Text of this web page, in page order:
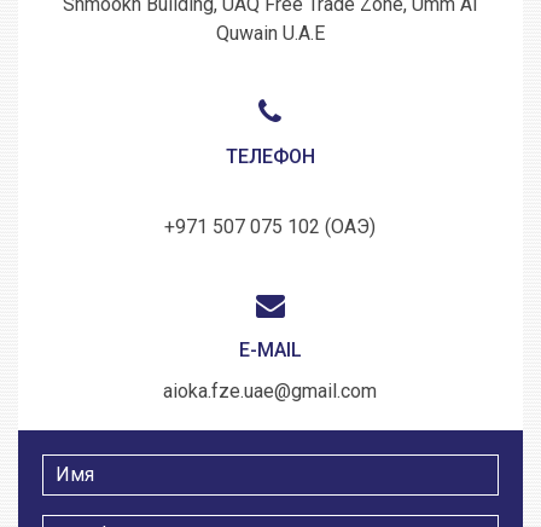
Quwain U.A.E
ТЕЛЕФОН
+971 507 075 102 (ОАЭ)
E-MAIL
aioka.fze.uae@gmail.com